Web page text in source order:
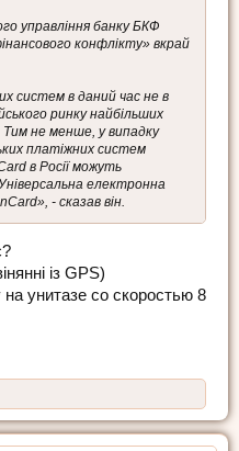
управління банку БКФ
конфлікту» вкрай
систем в даний час не в
ринку найбільших
не менше, у випадку
платіжних систем
в Росії можуть
електронна
- сказав він.
із GPS)
унитазе со скоростью 8